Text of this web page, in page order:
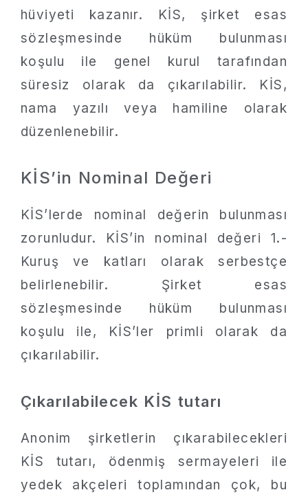
hüviyeti kazanır. KİS, şirket esas
sözleşmesinde hüküm bulunması
koşulu ile genel kurul tarafından
süresiz olarak da çıkarılabilir. KİS,
nama yazılı veya hamiline olarak
düzenlenebilir.
KİS’in Nominal Değeri
KİS’lerde nominal değerin bulunması
zorunludur. KİS’in nominal değeri 1.-
Kuruş ve katları olarak serbestçe
belirlenebilir. Şirket esas
sözleşmesinde hüküm bulunması
koşulu ile, KİS’ler primli olarak da
çıkarılabilir.
Çıkarılabilecek KİS tutarı
Anonim şirketlerin çıkarabilecekleri
KİS tutarı, ödenmiş sermayeleri ile
yedek akçeleri toplamından çok, bu